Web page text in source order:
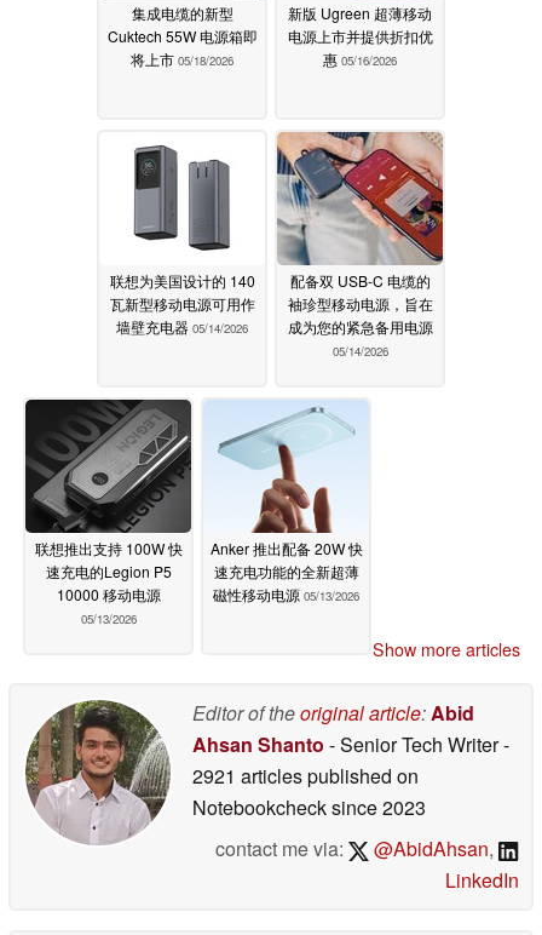
集成电缆的新型
Cuktech 55W 电源箱即
将上市 05/18/2026
新版 Ugreen 超薄移动
电源上市并提供折扣优
惠 05/16/2026
联想为美国设计的 140
瓦新型移动电源可用作
墙壁充电器 05/14/2026
配备双 USB-C 电缆的
袖珍型移动电源，旨在
成为您的紧急备用电源
05/14/2026
联想推出支持 100W 快
速充电的Legion P5
10000 移动电源
05/13/2026
Anker 推出配备 20W 快
速充电功能的全新超薄
磁性移动电源 05/13/2026
Show more articles
Editor of theoriginal article:Abid
Ahsan Shanto - Senior Tech Writer-
2921 articles published on
Notebookchecksince 2023
contact me via:
@AbidAhsan,
LinkedIn